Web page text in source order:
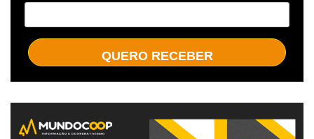
QUERO RECEBER